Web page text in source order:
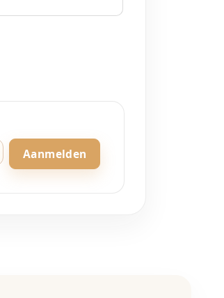
Aanmelden